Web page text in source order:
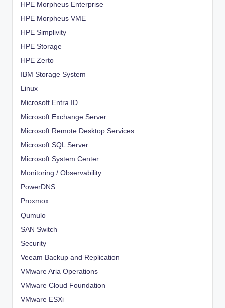
HPE Morpheus Enterprise
HPE Morpheus VME
HPE Simplivity
HPE Storage
HPE Zerto
IBM Storage System
Linux
Microsoft Entra ID
Microsoft Exchange Server
Microsoft Remote Desktop Services
Microsoft SQL Server
Microsoft System Center
Monitoring / Observability
PowerDNS
Proxmox
Qumulo
SAN Switch
Security
Veeam Backup and Replication
VMware Aria Operations
VMware Cloud Foundation
VMware ESXi